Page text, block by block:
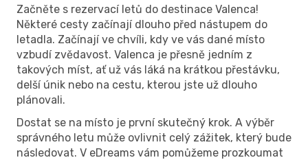
Začněte s rezervací letů do destinace Valenca!
Některé cesty začínají dlouho před nástupem do
letadla. Začínají ve chvíli, kdy ve vás dané místo
vzbudí zvědavost. Valenca je přesně jedním z
takových míst, ať už vás láká na krátkou přestávku,
delší únik nebo na cestu, kterou jste už dlouho
plánovali.
Dostat se na místo je první skutečný krok. A výběr
správného letu může ovlivnit celý zážitek, který bude
následovat. V eDreams vám pomůžeme prozkoumat